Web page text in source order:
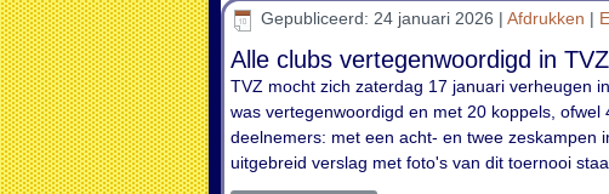
Gepubliceerd: 24 januari 2026 | Afdrukken |
Alle clubs vertegenwoordigd in
TVZ mocht zich zaterdag 17 januari verheugen
was vertegenwoordigd en met 20 koppels,
deelnemers: met een acht- en twee zeskampen
uitgebreid verslag met foto's van dit toernooi